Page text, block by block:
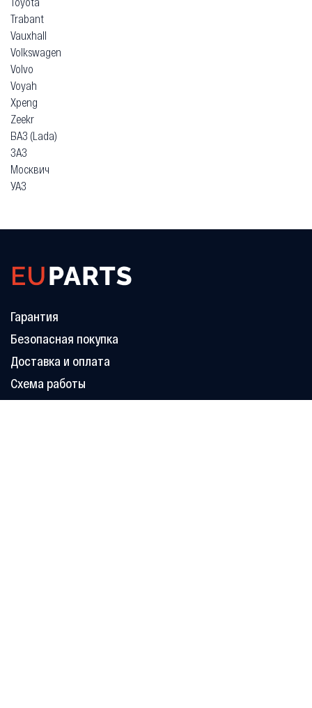
Subaru
Suzuki
TVR
Talbot
Tata
Tazzari
Tesla
Think
Toyota
Trabant
Vauxhall
Volkswagen
ВАЗ (Lada)
УАЗ